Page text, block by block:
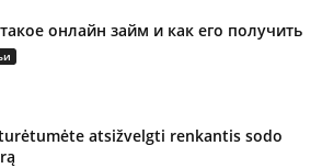
онлайн займ и как его получить
atsižvelgti renkantis sodo